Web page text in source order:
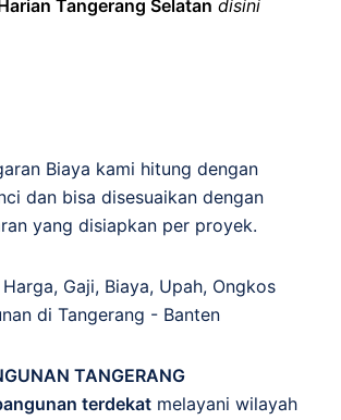
Tangerang Selatan disini
Biaya kami hitung dengan
dan bisa disesuaikan dengan
yang disiapkan per proyek.
Harga, Gaji, Biaya, Upah, Ongkos
di Tangerang - Banten
TANGERANG
terdekat melayani wilayah